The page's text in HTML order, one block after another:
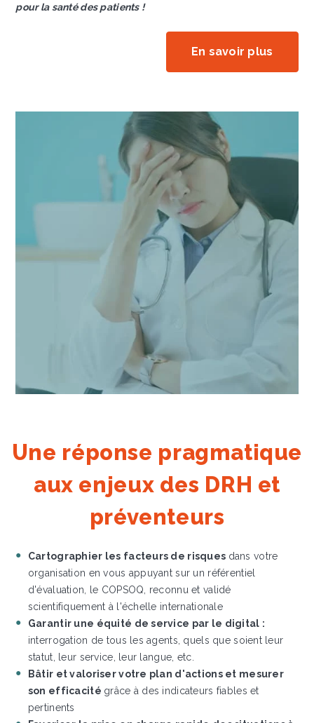
pour la santé des patients !
En savoir plus
Une réponse pragmatique
aux enjeux des DRH et
préventeurs
Cartographier les facteurs de risques dans votre
organisation en vous appuyant sur un référentiel
d'évaluation, le COPSOQ, reconnu et validé
scientifiquement à l'échelle internationale
Garantir une équité de service par le digital :
interrogation de tous les agents, quels que soient leur
statut, leur service, leur langue, etc.
Bâtir et valoriser votre plan d'actions et mesurer
son efficacité grâce à des indicateurs fiables et
pertinents